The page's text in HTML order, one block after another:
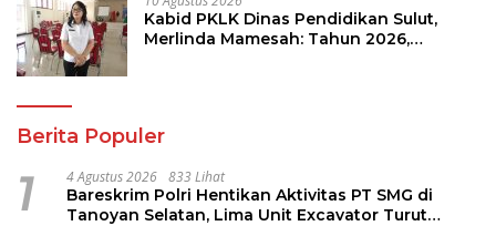
Kabid PKLK Dinas Pendidikan Sulut,
Merlinda Mamesah: Tahun 2026,
Berita Populer
1 4 Agustus 2026 833 Lihat
Bareskrim Polri Hentikan Aktivitas PT SMG di
Tanoyan Selatan, Lima Unit Excavator Turut